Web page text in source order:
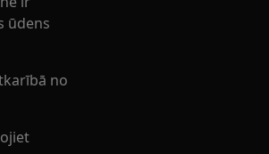
ūdens
no